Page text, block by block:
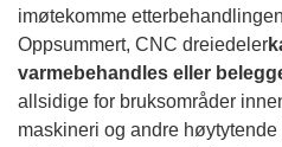
imøtekomme
Oppsummert, CNC dreiedeler
varmebehandles eller
allsidige for bruksområder
maskineri og andre